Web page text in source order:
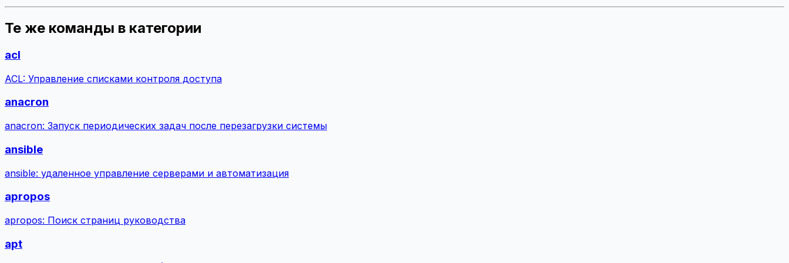
Те же команды в категории
acl
ACL: Управление списками контроля доступа
anacron
anacron: Запуск периодических задач после перезагрузки системы
ansible
ansible: удаленное управление серверами и автоматизация
apropos
apropos: Поиск страниц руководства
apt